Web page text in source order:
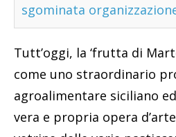
sgominata
Tutt’oggi, la ‘frutta di
come uno straordinario
agroalimentare siciliano
vera e propria opera